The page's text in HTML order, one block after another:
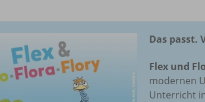
Das passt.
Flex und
modernen
Unterricht